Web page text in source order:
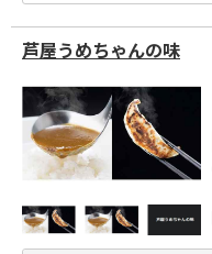
芦屋うめちゃんの味